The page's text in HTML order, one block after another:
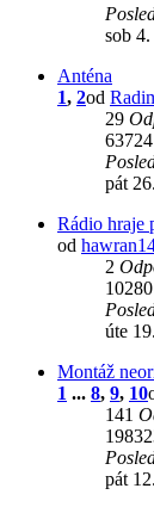
sob
Anténa
1, 2od
29
63724
pát
Rádio hraje
od
2
10280
úte
Montáž
1 ... 8, 9, 10
141
pát